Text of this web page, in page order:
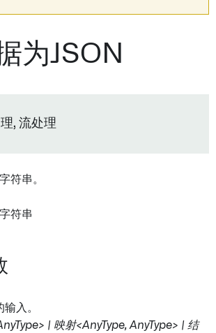
为JSON
, 流处理
符串。
符串
入。
| 映射<AnyType, AnyType> | 结